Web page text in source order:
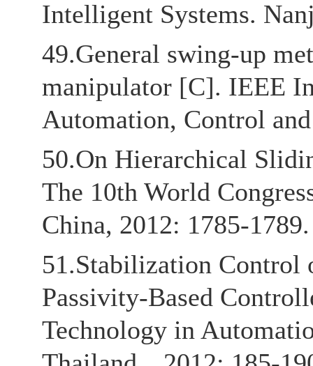
Intelligent Systems.
49.General swing-up
manipulator [C]. IEEE
Automation, Control
50.On Hierarchical
The 10th World
China, 2012: 1785-1789.
51.Stabilization Control
Passivity-Based
Technology in